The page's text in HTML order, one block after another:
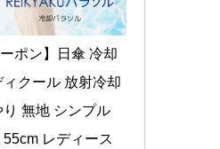
ポン】日傘 冷却
クール 放射冷却
無地 シンプル
レディース